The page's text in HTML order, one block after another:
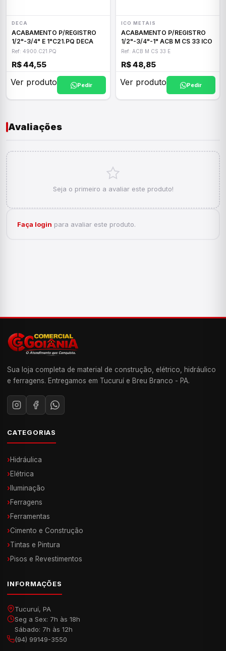
DECA
ACABAMENTO P/REGISTRO
1/2"-3/4" E 1"C21.PQ DECA
Ref: 4900.C21.PQ
R$ 44,55
Ver produto Pedir
ICO METAIS
ACABAMENTO P/REGISTRO
1/2"-3/4"-1" ACB M CS 33 ICO
Ref: ACB M CS 33 E
R$ 48,85
Ver produto Pedir
Avaliações
Seja o primeiro a avaliar este produto!
Faça login para avaliar este produto.
Sua loja completa de material de construção, elétrico, hidráulico
e ferragens. Entregamos em Tucuruí e Breu Branco - PA.
CATEGORIAS
›Hidráulica
›Elétrica
› Iluminação
›Ferragens
›Ferramentas
›Cimento e Construção
›Tintas e Pintura
›Pisos e Revestimentos
INFORMAÇÕES
Tucuruí, PA
Seg a Sex: 7h às 18h
Sábado: 7h às 12h
(94) 99149-3550